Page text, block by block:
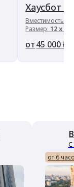
Хаусбот
Вместимость:
Размер: 12 х 7 м
45 000₽/
С
от 6